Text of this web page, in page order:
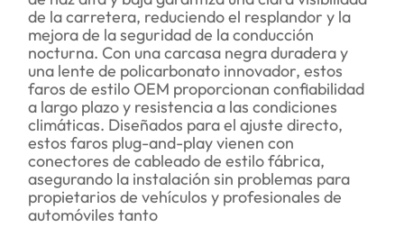
de la carretera, reduciendo el resplandor y la
mejora de la seguridad de la conducción
nocturna. Con una carcasa negra duradera y
una lente de policarbonato innovador, estos
faros de estilo OEM proporcionan confiabilidad
a largo plazo y resistencia a las condiciones
climáticas. Diseñados para el ajuste directo,
estos faros plug-and-play vienen con
conectores de cableado de estilo fábrica,
asegurando la instalación sin problemas para
propietarios de vehículos y profesionales de
automóviles tanto